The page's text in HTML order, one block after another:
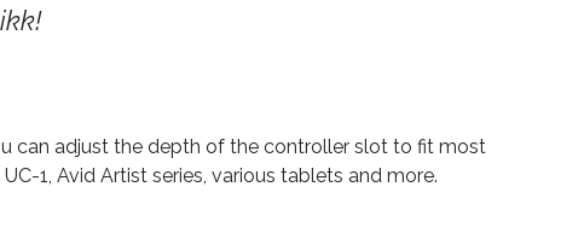
can adjust the depth of the controller slot to fit most
1, Avid Artist series, various tablets and more.